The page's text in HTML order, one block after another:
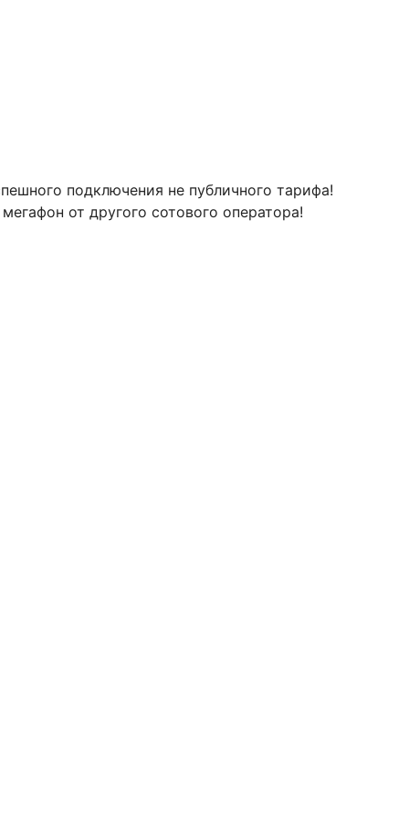
подключения не публичного тарифа!
от другого сотового оператора!